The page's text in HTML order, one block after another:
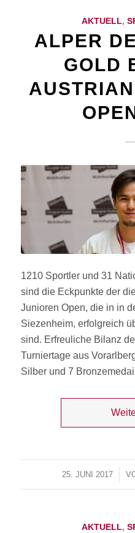
AKTUELL,
ALPER
GOLD
1210 Sportler und 31
sind die Eckpunkte der
Junioren Open, die in in
Siezenheim, erfolgreich
sind. Erfreuliche Bilanz
Turniertage aus
Silber und 7
25. JUNI 2017
/
AKTUELL,